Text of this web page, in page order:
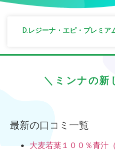
D.レジーナ・エピ・プレミア
＼ミンナの新
最新の口コミ一覧
大麦若葉１００％青汁